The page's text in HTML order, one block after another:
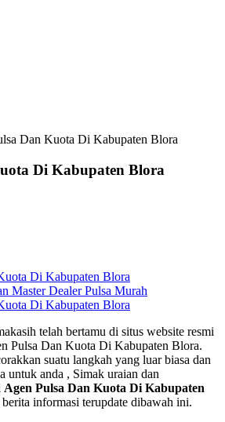
Dan Kuota Di Kabupaten Blora
Di Kabupaten Blora
Di Kabupaten Blora
Master Dealer Pulsa Murah
Di Kabupaten Blora
telah bertamu di situs website resmi
Pulsa Dan Kuota Di Kabupaten Blora.
suatu langkah yang luar biasa dan
untuk anda , Simak uraian dan
Agen Pulsa Dan Kuota Di Kabupaten
berita informasi terupdate dibawah ini.